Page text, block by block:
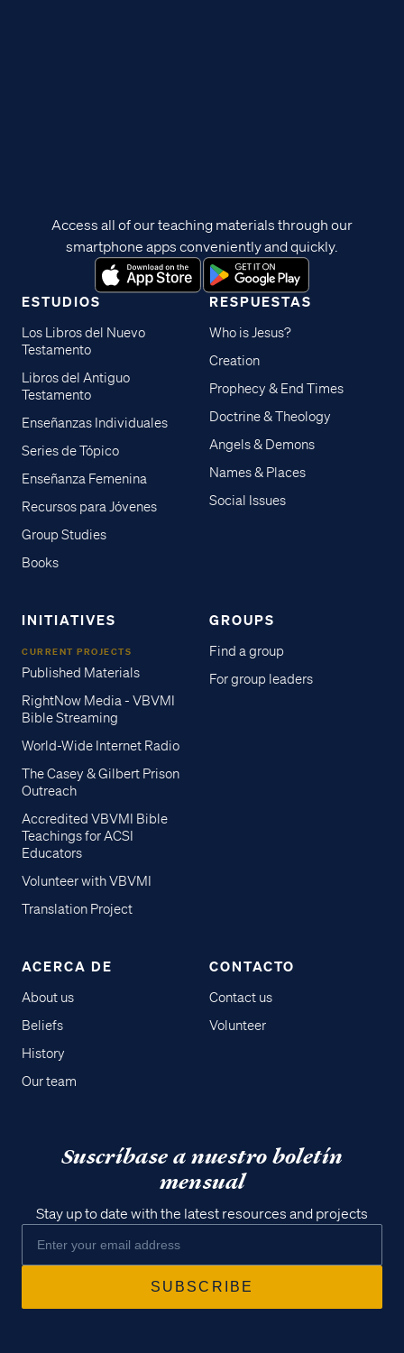
ESTUDIOS
Los Libros del Nuevo
Testamento
Libros del Antiguo
Testamento
Enseñanzas Individuales
Series de Tópico
Enseñanza Femenina
Recursos para Jóvenes
Group Studies
Books
RESPUESTAS
Who is Jesus?
Creation
Prophecy & End Times
Doctrine & Theology
Angels & Demons
Names & Places
Social Issues
INITIATIVES
CURRENT PROJECTS
Published Materials
RightNow Media - VBVMI
Bible Streaming
World-Wide Internet Radio
The Casey & Gilbert Prison
Outreach
Accredited VBVMI Bible
Teachings for ACSI
Educators
Volunteer with VBVMI
Translation Project
GROUPS
Find a group
For group leaders
ACERCA DE
About us
Beliefs
History
Our team
CONTACTO
Contact us
Volunteer
Access all of our teaching materials through our
smartphone apps conveniently and quickly.
Suscríbase a nuestro boletín
mensual
Stay up to date with the latest resources and projects